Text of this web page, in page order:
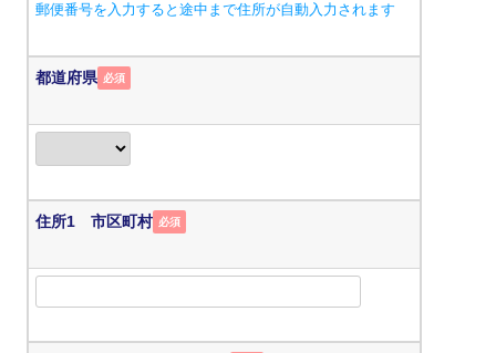
郵便番号を入力すると途中まで住所が自動入力されます
都道府県 必須
住所1 市区町村 必須